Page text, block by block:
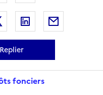
sur Facebook
Partager sur Twitter
Partager sur
Replier
fonciers